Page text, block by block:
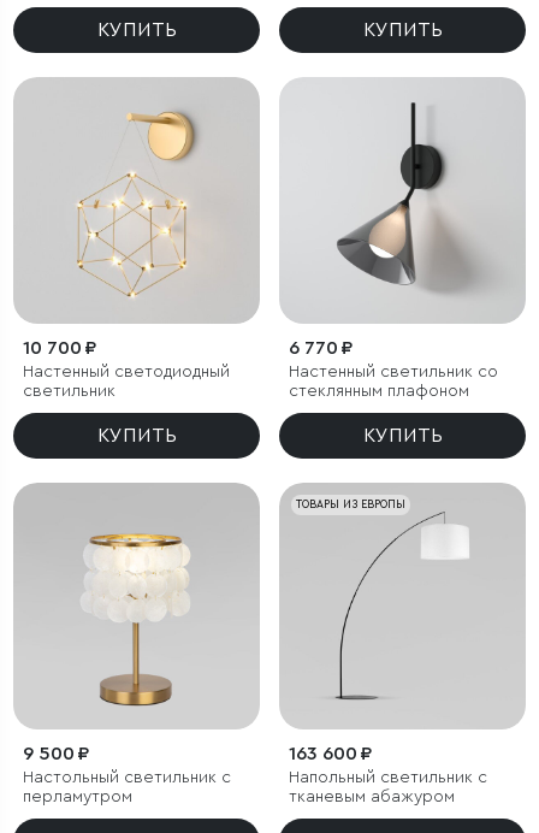
КУПИТЬ КУПИТЬ
10 700 ₽
Настенный светодиодный
светильник
КУПИТЬ
6 770 ₽
Настенный светильник со
стеклянным плафоном
КУПИТЬ
9 500 ₽
Настольный светильник с
перламутром
ТОВАРЫ ИЗ ЕВРОПЫ
163 600 ₽
Напольный светильник с
тканевым абажуром